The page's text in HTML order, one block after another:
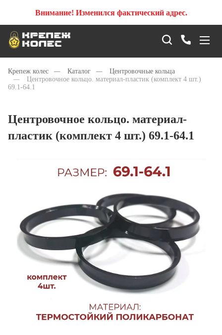
Внимание! Изменился фактический адрес.
Крепеж колес — Каталог —
Центровочные кольца
—
Центровочное кольцо. материал-пластик (комплект 4 шт.)
69.1-64.1
Центровочное кольцо. материал-
пластик (комплект 4 шт.) 69.1-64.1